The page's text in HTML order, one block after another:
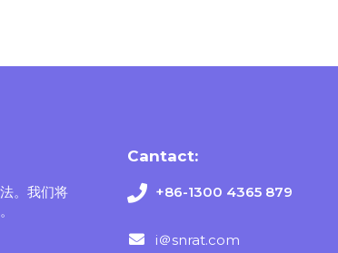
。我们将
Cantact:
+86-1300 4365 879
i＠snrat.com